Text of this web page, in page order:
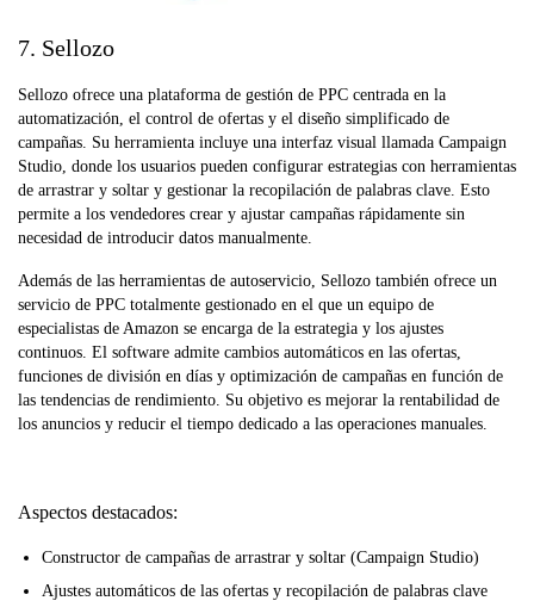
7. Sellozo
Sellozo ofrece una plataforma de gestión de PPC centrada en la
automatización, el control de ofertas y el diseño simplificado de
campañas. Su herramienta incluye una interfaz visual llamada Campaign
Studio, donde los usuarios pueden configurar estrategias con herramientas
de arrastrar y soltar y gestionar la recopilación de palabras clave. Esto
permite a los vendedores crear y ajustar campañas rápidamente sin
necesidad de introducir datos manualmente.
Además de las herramientas de autoservicio, Sellozo también ofrece un
servicio de PPC totalmente gestionado en el que un equipo de
especialistas de Amazon se encarga de la estrategia y los ajustes
continuos. El software admite cambios automáticos en las ofertas,
funciones de división en días y optimización de campañas en función de
las tendencias de rendimiento. Su objetivo es mejorar la rentabilidad de
los anuncios y reducir el tiempo dedicado a las operaciones manuales.
Aspectos destacados:
Constructor de campañas de arrastrar y soltar (Campaign Studio)
Ajustes automáticos de las ofertas y recopilación de palabras clave